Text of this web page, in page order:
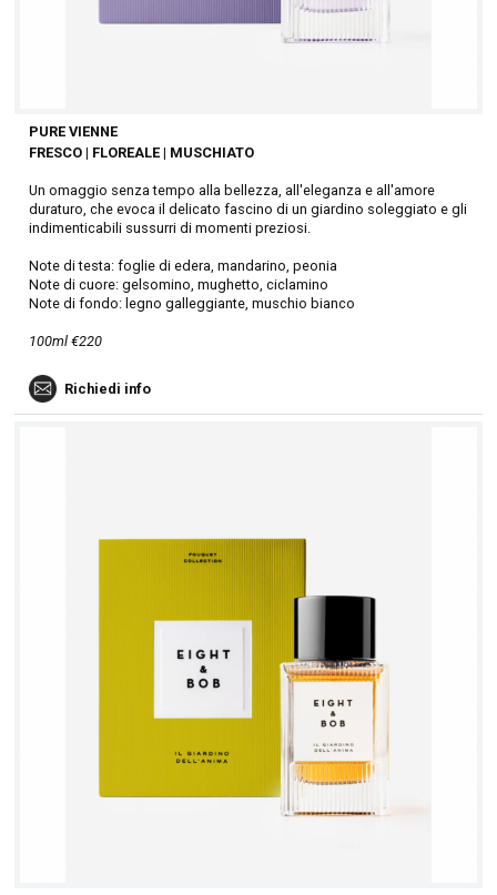
PURE VIENNE
FRESCO | FLOREALE | MUSCHIATO
Un omaggio senza tempo alla bellezza, all'eleganza e all'amore
duraturo, che evoca il delicato fascino di un giardino soleggiato e gli
indimenticabili sussurri di momenti preziosi.
Note di testa: foglie di edera, mandarino, peonia
Note di cuore: gelsomino, mughetto, ciclamino
Note di fondo: legno galleggiante, muschio bianco
100ml €220
Richiedi info